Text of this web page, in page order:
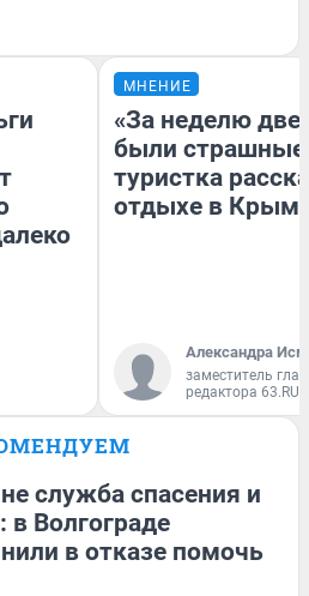
МНЕНИЕ
«За неделю две
были
туристка
отдыхе в
Александра
заместитель
редактора 63.RU
служба спасения и
в Волгограде
в отказе помочь